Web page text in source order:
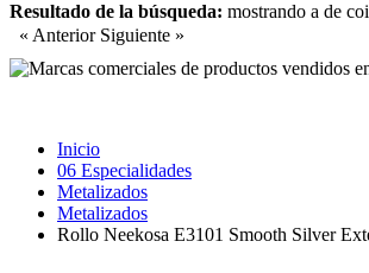
Resultado de la búsqueda: mostrando a de
« Anterior Siguiente »
Inicio
06 Especialidades
Metalizados
Metalizados
Rollo Neekosa E3101 Smooth Silver